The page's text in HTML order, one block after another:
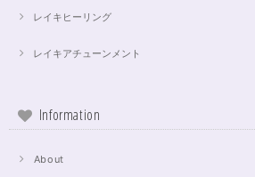
レイキヒーリング
レイキアチューンメント
Information
About